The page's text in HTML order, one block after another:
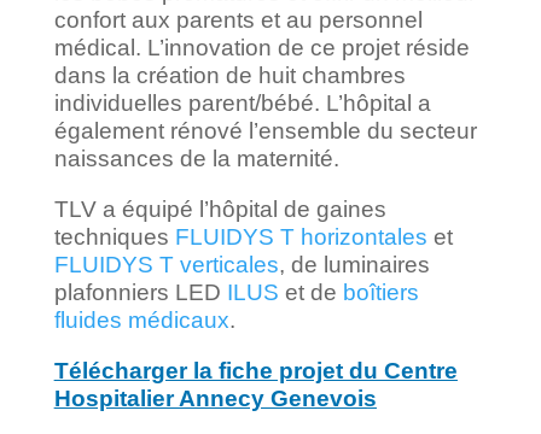
confort aux parents et au personnel
médical. L’innovation de ce projet réside
dans la création de huit chambres
individuelles parent/bébé. L’hôpital a
également rénové l’ensemble du secteur
naissances de la maternité.
TLV a équipé l’hôpital de gaines
techniques FLUIDYS T horizontales et
FLUIDYS T verticales, de luminaires
plafonniers LED ILUS et de boîtiers
fluides médicaux.
Télécharger la fiche projet du Centre
Hospitalier Annecy Genevois